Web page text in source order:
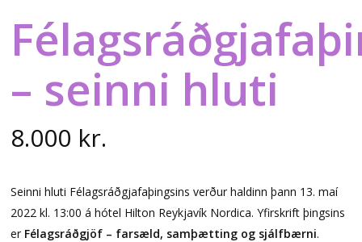
– seinni hluti
8.000 kr.
Seinni hluti Félagsráðgjafaþingsins verður haldinn þann 13. maí
2022 kl. 13:00 á hótel Hilton Reykjavík Nordica. Yfirskrift þingsins
er Félagsráðgjöf – farsæld, samþætting og sjálfbærni.